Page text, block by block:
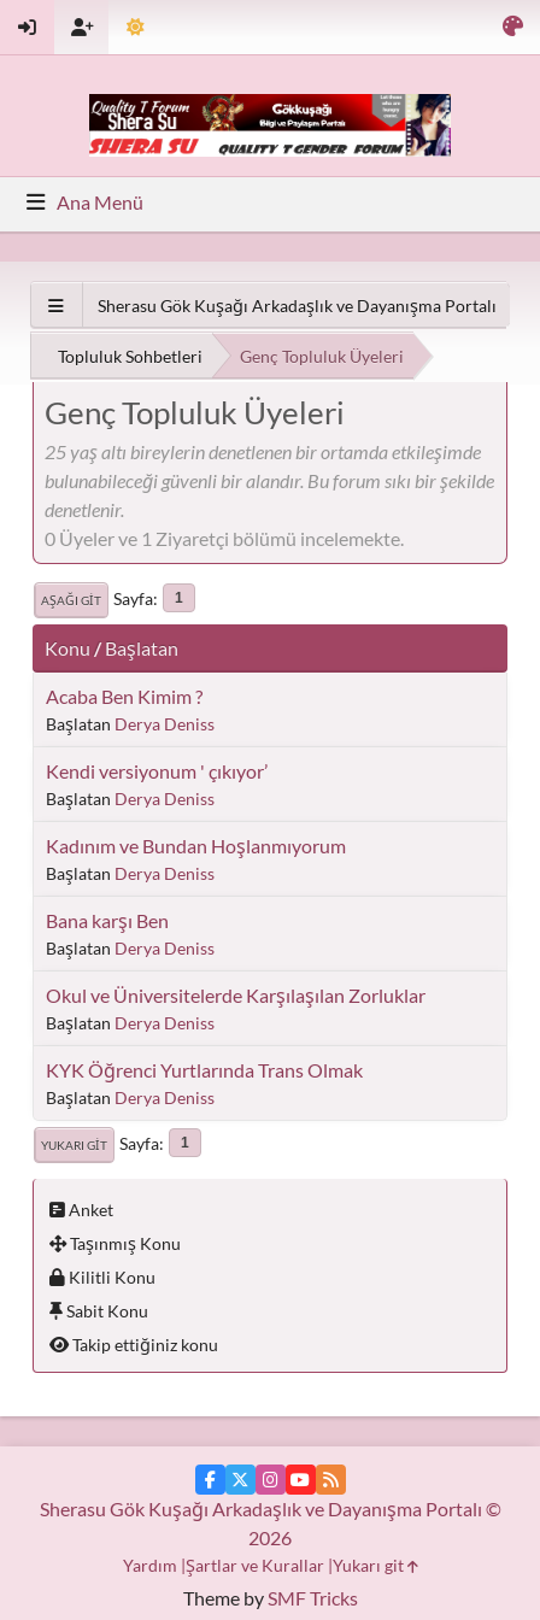
Ana Menü
Sherasu Gök Kuşağı Arkadaşlık ve Dayanışma Portalı
Topluluk Sohbetleri Genç Topluluk Üyeleri
Genç Topluluk Üyeleri
25 yaş altı bireylerin denetlenen bir ortamda etkileşimde
bulunabileceği güvenli bir alandır. Bu forum sıkı bir şekilde
denetlenir.
0 Üyeler ve 1 Ziyaretçi bölümü incelemekte.
AŞAĞI GIT Sayfa 1
Konu /Başlatan
Acaba Ben Kimim ?
Başlatan Derya Deniss
Kendi versiyonum ' çıkıyor’
Başlatan Derya Deniss
Kadınım ve Bundan Hoşlanmıyorum
Başlatan Derya Deniss
Bana karşı Ben
Başlatan Derya Deniss
Okul ve Üniversitelerde Karşılaşılan Zorluklar
Başlatan Derya Deniss
KYK Öğrenci Yurtlarında Trans Olmak
Başlatan Derya Deniss
YUKARI GIT Sayfa 1
Anket
Taşınmış Konu
Kilitli Konu
Sabit Konu
Takip ettiğiniz konu
Theme bySMF Tricks
Sherasu Gök Kuşağı Arkadaşlık ve Dayanışma Portalı ©
2026
Yardım Şartlar ve Kurallar Yukarı git